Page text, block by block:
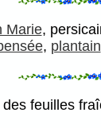
Marie,
, plantain
feuilles